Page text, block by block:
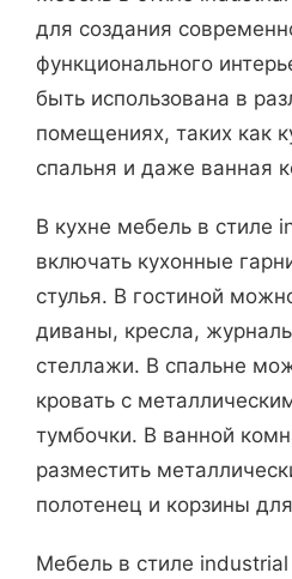
для создания
функционального
быть использована в
помещениях, таких как
спальня и даже ванная
В кухне мебель в стиле
включать кухонные
стулья. В гостиной
диваны, кресла,
стеллажи. В спальне
кровать с
тумбочки. В ванной
разместить
полотенец и корзины
Мебель в стиле